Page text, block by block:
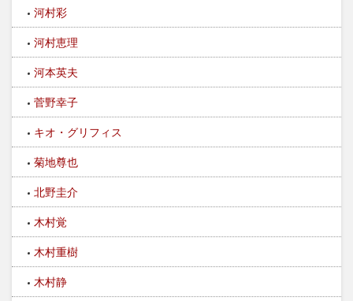
河村彩
河村恵理
河本英夫
菅野幸子
キオ・グリフィス
菊地尊也
北野圭介
木村覚
木村重樹
木村静